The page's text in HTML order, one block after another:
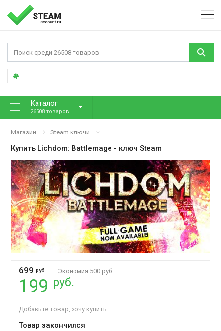
Каталог
26508 товаров
Магазин Steam ключи
Купить Lichdom: Battlemage - ключ Steam
699руб. Экономия 500 руб.
199 руб.
Добавьте товар, хочу купить
Товар закончился